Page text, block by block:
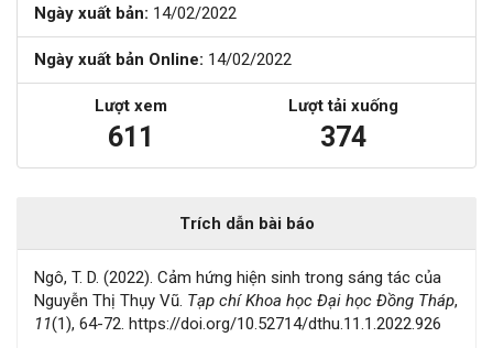
Ngày xuất bản: 14/02/2022
Ngày xuất bản Online: 14/02/2022
Lượt xem
611
Lượt tải xuống
374
Trích dẫn bài báo
Ngô, T. D. (2022). Cảm hứng hiện sinh trong sáng tác của
Nguyễn Thị Thụy Vũ. Tạp chí Khoa học Đại học Đồng Tháp,
11(1), 64-72. https://doi.org/10.52714/dthu.11.1.2022.926